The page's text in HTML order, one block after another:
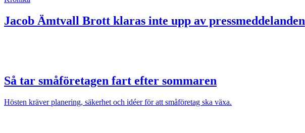
Jacob Ämtvall Brott klaras inte upp av pressmeddelanden
Så tar småföretagen fart efter sommaren
Hösten kräver planering, säkerhet och idéer för att småföretag ska växa.